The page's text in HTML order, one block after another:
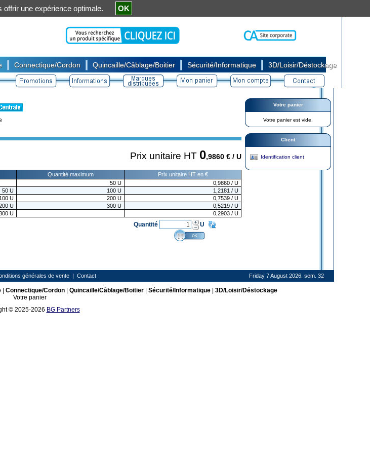
Connectique/Cordon Quincaille/Câblage/Boitier Sécurité/Informatique 3D/Loisir/Déstockage
Prix unitaire HT 0,9860 € / U
Quantité maximum
Prix unitaire HT en €
50 U 0,9860 / U
50 U 100 U 1,2181 / U
100 U 200 U 0,7539 / U
U 300 U 0,5219 / U
U 0,2903 / U
Quantité U
Votre panier
Votre panier est vide.
Client
Identification client
générales de vente | Contact Friday 7 August 2026. sem. 32
| Connectique/Cordon| Quincaille/Câblage/Boitier| Sécurité/Informatique| 3D/Loisir/Déstockage
Votre panier
© 2025-2026 BG Partners
offrir une expérience optimale. OK